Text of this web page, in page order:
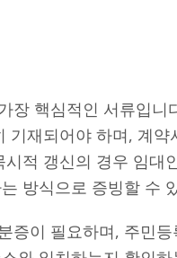
장 핵심적인 서류입니
재되어야 하며, 계
적 갱신의 경우 임대
방식으로 증빙할 수
증이 필요하며, 주민